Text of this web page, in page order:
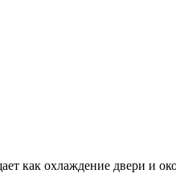
как охлаждение двери и